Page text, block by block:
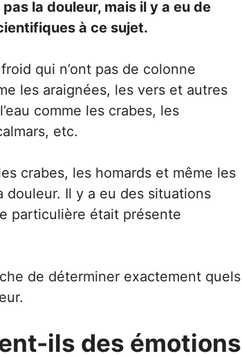
la douleur, mais il y a eu de
à ce sujet.
qui n’ont pas de colonne
les araignées, les vers et autres
comme les crabes, les
etc.
crabes, les homards et même les
Il y a eu des situations
particulière était présente
de déterminer exactement quels
ils des émotions